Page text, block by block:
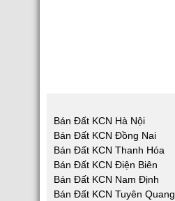
Bán Đất KCN Hà Nội
Bán Đất KCN Đồng Nai
Bán Đất KCN Thanh Hóa
Bán Đất KCN Điện Biên
Bán Đất KCN Nam Định
Bán Đất KCN Tuyên Quang